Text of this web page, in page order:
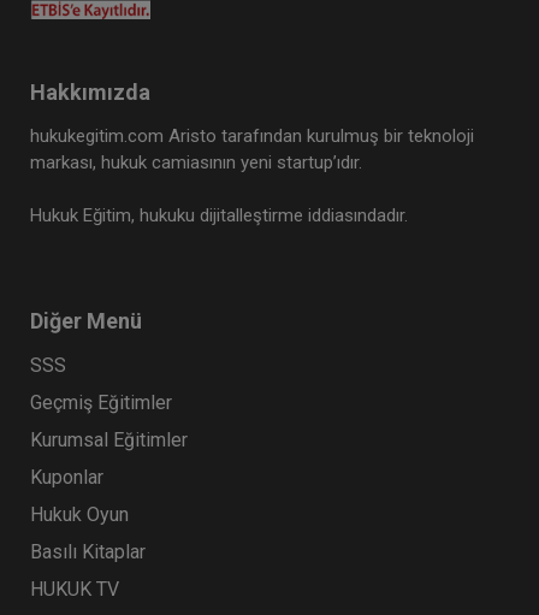
Tüketici Hukuku Enstitüsü
Medeni Hukuk Kongresi - X. Oturum: Miras
Hukuku Video Kaydı
360 TL
Tüketici Hukuku Enstitüsü
Hakkımızda
hukukegitim.com Aristo tarafından kurulmuş bir teknoloji
markası, hukuk camiasının yeni startup’ıdır.
Hukuk Eğitim, hukuku dijitalleştirme iddiasındadır.
Diğer Menü
SSS
Geçmiş Eğitimler
Kurumsal Eğitimler
Kuponlar
Hukuk Oyun
Basılı Kitaplar
HUKUK TV